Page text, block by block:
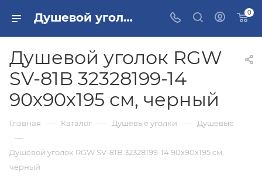
Душевой уголок RGW SV-81B 32328199-14 90х90х195 см, черный купить в Москве 0
Душевой уголок RGW
SV-81B 32328199-14
90х90х195 см, черный
Главная — Каталог — Душевые уголки — Душевые
—
Душевой уголок RGW SV-81B 32328199-14 90х90х195 см,
черный